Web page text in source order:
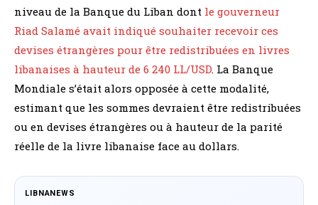
niveau de la Banque du Liban dont le gouverneur
Riad Salamé avait indiqué souhaiter recevoir ces
devises étrangères pour être redistribuées en livres
libanaises à hauteur de 6 240 LL/USD. La Banque
Mondiale s’était alors opposée à cette modalité,
estimant que les sommes devraient être redistribuées
ou en devises étrangères ou à hauteur de la parité
réelle de la livre libanaise face au dollars.
LIBNANEWS